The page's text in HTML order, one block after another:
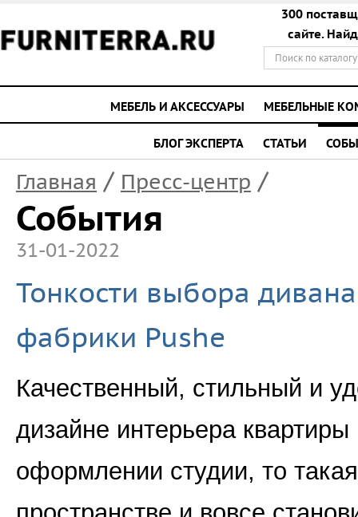
300
сайте.
МЕБЕЛЬ И АКСЕССУАРЫ МЕБЕЛЬНЫЕ
БЛОГ ЭКСПЕРТА СТАТЬИ
Главная / Пресс-центр /
События
31-01-2022
Тонкости выбора
фабрики Pushe
Качественный, стильный и
дизайне интерьера
оформлении студии, то